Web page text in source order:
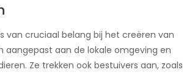
van cruciaal belang bij het creëren van
aangepast aan de lokale omgeving en
Ze trekken ook bestuivers aan, zoals